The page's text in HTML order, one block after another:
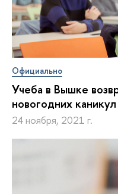
Официально
Учеба в Вышке
новогодних каникул
24 ноября, 2021 г.